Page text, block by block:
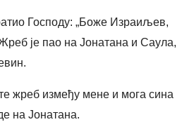
Господу: „Боже Израиљев,
је пао на Јонатана и Саула,
жреб између мене и мога сина
на Јонатана.